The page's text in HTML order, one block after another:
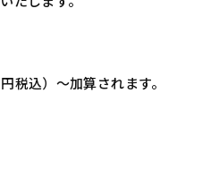
税込）～加算されます。